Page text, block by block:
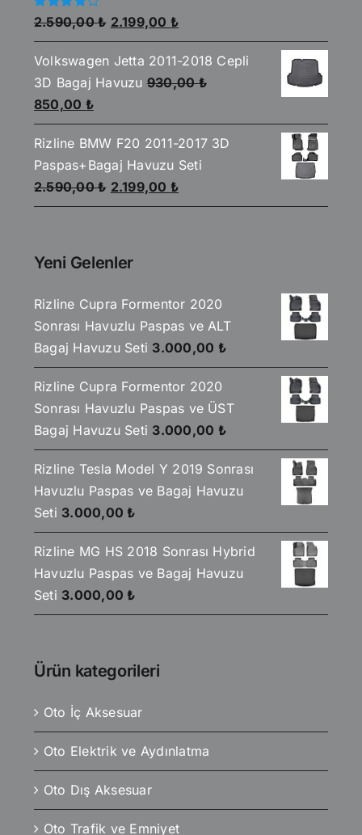
5
üzerinden
4.00oy
aldı
2.590,00₺ Orijinal
fiyat:
2.590,00 ₺.
2.199,00 ₺Şu
andaki
fiyat:
2.199,00 ₺.
Volkswagen Jetta 2011-2018 Cepli
3D Bagaj Havuzu 930,00₺
Orijinal
fiyat:
930,00 ₺.
850,00 ₺Şu
andaki
fiyat:
850,00 ₺.
Rizline BMW F20 2011-2017 3D
Paspas+Bagaj Havuzu Seti
2.590,00₺ Orijinal
fiyat:
2.199,00 ₺Şu
andaki
Yeni Gelenler
Rizline Cupra Formentor 2020
Sonrası Havuzlu Paspas ve ALT
Bagaj Havuzu Seti 3.000,00 ₺
Rizline Cupra Formentor 2020
Sonrası Havuzlu Paspas ve ÜST
Bagaj Havuzu Seti 3.000,00 ₺
Rizline Tesla Model Y 2019 Sonrası
Havuzlu Paspas ve Bagaj Havuzu
Seti 3.000,00 ₺
Rizline MG HS 2018 Sonrası Hybrid
Havuzlu Paspas ve Bagaj Havuzu
Seti 3.000,00 ₺
Ürün kategorileri
Oto İç Aksesuar
Oto Elektrik ve Aydınlatma
Oto Dış Aksesuar
Oto Trafik ve Emniyet